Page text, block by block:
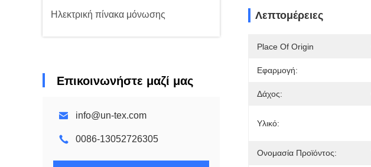
Ηλεκτρική πίνακα μόνωσης
Επικοινωνήστε μαζί μας
info@un-tex.com
0086-13052726305
Λεπτομέρειες
Place Of Origin
Εφαρμογή:
Δάχος:
Υλικό:
Ονομασία Προϊόντος: